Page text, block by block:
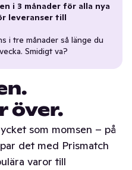
i 3 månader för alla nya
leveranser till
i tre månader så länge du
Smidigt va?
över.
som momsen – på
det med Prismatch
varor till